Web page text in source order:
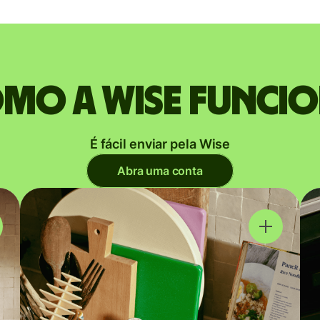
a Wise
É fácil enviar pela Wise
Abra uma conta